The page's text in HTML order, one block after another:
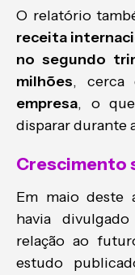
O relatório
receita
no segundo
milhões, cerca
empresa, o
disparar durante
Crescimento
Em maio deste
havia
relação ao
estudo